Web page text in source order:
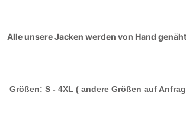
Alle unsere Jacken werden von Hand
Größen: S - 4XL ( andere Größen auf